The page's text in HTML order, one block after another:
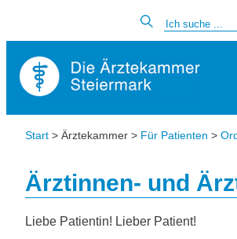
Start > Ärztekammer > Für Patienten >
Ärztinnen- und
Liebe Patientin! Lieber Patient!